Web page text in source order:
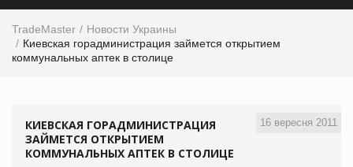
TradeMaster
Новости Украины
Киевская горадминистрация займется открытием
коммунальных аптек в столице
16 вересня 2011
КИЕВСКАЯ ГОРАДМИНИСТРАЦИЯ
ЗАЙМЕТСЯ ОТКРЫТИЕМ
КОММУНАЛЬНЫХ АПТЕК В СТОЛИЦЕ